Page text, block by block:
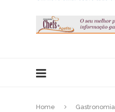
Home Gastronomia